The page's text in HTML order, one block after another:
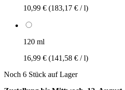
10,99 € (183,17 € / l)
120 ml
16,99 € (141,58 € / l)
Noch 6 Stück auf Lager